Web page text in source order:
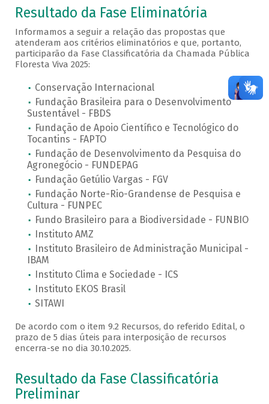
Resultado da Fase Eliminatória
Informamos a seguir a relação das propostas que
atenderam aos critérios eliminatórios e que, portanto,
participarão da Fase Classificatória da Chamada Pública
Floresta Viva 2025:
Conservação Internacional
Fundação Brasileira para o Desenvolvimento
Sustentável - FBDS
Fundação de Apoio Científico e Tecnológico do
Tocantins - FAPTO
Fundação de Desenvolvimento da Pesquisa do
Agronegócio - FUNDEPAG
Fundação Getúlio Vargas - FGV
Fundação Norte-Rio-Grandense de Pesquisa e
Cultura - FUNPEC
Fundo Brasileiro para a Biodiversidade - FUNBIO
Instituto AMZ
Instituto Brasileiro de Administração Municipal -
IBAM
Instituto Clima e Sociedade - ICS
Instituto EKOS Brasil
SITAWI
De acordo com o item 9.2 Recursos, do referido Edital, o
prazo de 5 dias úteis para interposição de recursos
encerra-se no dia 30.10.2025.
Resultado da Fase Classificatória
Preliminar